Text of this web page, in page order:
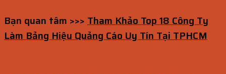
Bạn quan tâm >>> Tham Khảo Top 18 Công Ty
Làm Bảng Hiệu Quảng Cáo Uy Tín Tại TPHCM